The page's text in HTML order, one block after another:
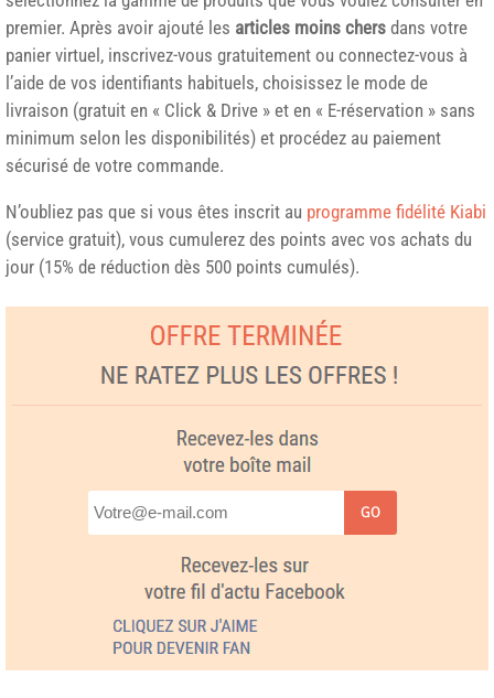
premier. Après avoir ajouté les articles moins chers dans votre
panier virtuel, inscrivez-vous gratuitement ou connectez-vous à
l’aide de vos identifiants habituels, choisissez le mode de
livraison (gratuit en « Click & Drive » et en « E-réservation » sans
minimum selon les disponibilités) et procédez au paiement
sécurisé de votre commande.
N’oubliez pas que si vous êtes inscrit au programme fidélité Kiabi
(service gratuit), vous cumulerez des points avec vos achats du
jour (15% de réduction dès 500 points cumulés).
GO